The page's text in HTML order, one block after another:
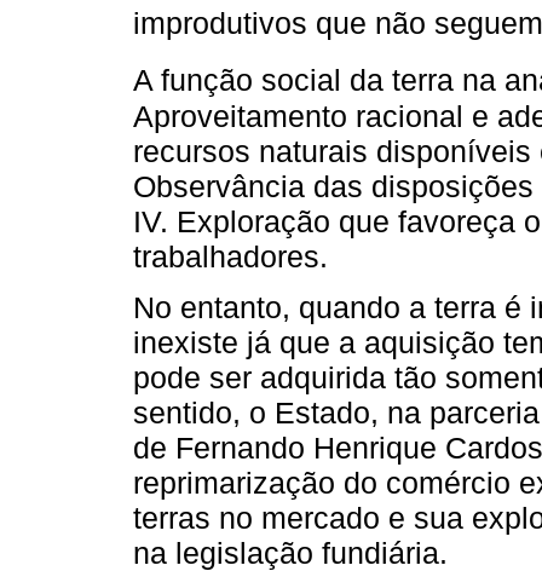
improdutivos que não
A função social da terra na
Aproveitamento racional e
recursos naturais
Observância das
IV. Exploração que favoreça
trabalhadores.
No entanto, quando a terra é
inexiste já que a aquisição
pode ser adquirida tão
sentido, o Estado, na
de Fernando Henrique
reprimarização do comércio
terras no mercado e sua
na legislação fundiária.